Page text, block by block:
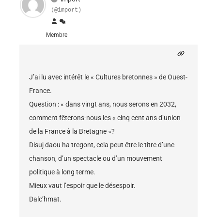
(@import)
Membre
J’ai lu avec intérêt le « Cultures bretonnes » de Ouest-
France.
Question : « dans vingt ans, nous serons en 2032,
comment fêterons-nous les « cinq cent ans d’union
de la France à la Bretagne »?
Disuj daou ha tregont, cela peut être le titre d’une
chanson, d’un spectacle ou d’un mouvement
politique à long terme.
Mieux vaut l’espoir que le désespoir.
Dalc’hmat.